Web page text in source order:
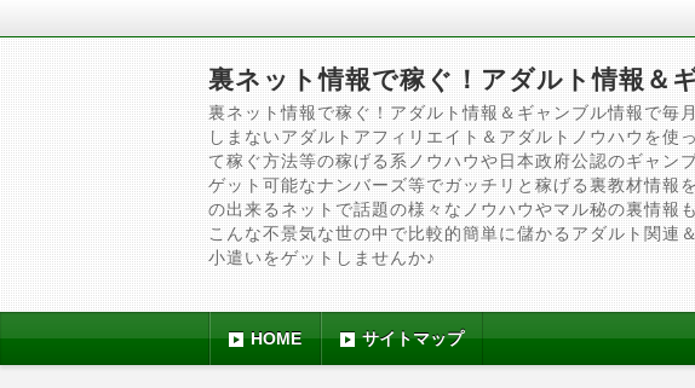
裏ネット情報で稼ぐ！アダルト情報＆
裏ネット情報で稼ぐ！アダルト情報＆ギャンブル情報で毎
しまないアダルトアフィリエイト＆アダルトノウハウを使
て稼ぐ方法等の稼げる系ノウハウや日本政府公認のギャン
ゲット可能なナンバーズ等でガッチリと稼げる裏教材情報
の出来るネットで話題の様々なノウハウやマル秘の裏情報
こんな不景気な世の中で比較的簡単に儲かるアダルト関連
小遣いをゲットしませんか♪
HOME サイトマップ